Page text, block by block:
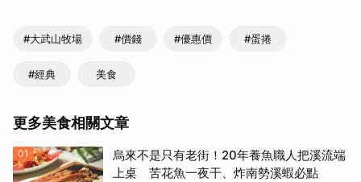
#大武山牧場 #價錢 #優惠價 #蛋捲
#經典 美食
更多美食相關文章
01
烏來不是只有老街！20年養魚職人把溪流端
上桌 苦花魚一夜干、炸南勢溪蝦必點